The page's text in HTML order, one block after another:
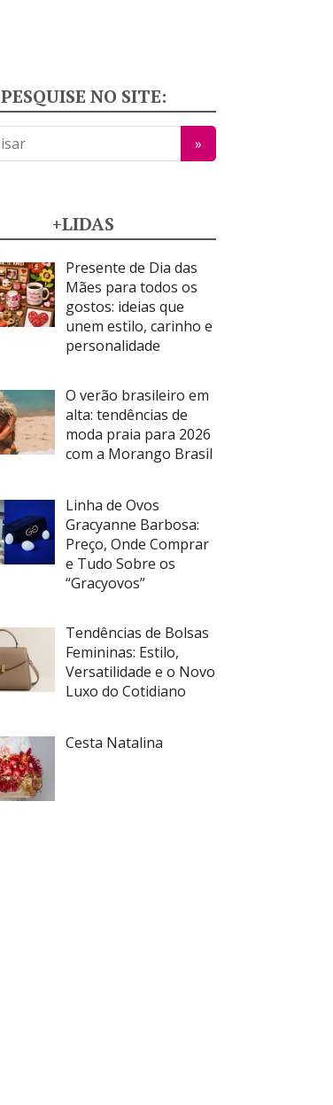
PESQUISE NO SITE:
+LIDAS
Presente de Dia das
Mães para todos os
gostos: ideias que
unem estilo, carinho e
personalidade
O verão brasileiro em
alta: tendências de
moda praia para 2026
com a Morango Brasil
Linha de Ovos
Gracyanne Barbosa:
Preço, Onde Comprar
e Tudo Sobre os
“Gracyovos”
Tendências de Bolsas
Femininas: Estilo,
Versatilidade e o Novo
Luxo do Cotidiano
Cesta Natalina